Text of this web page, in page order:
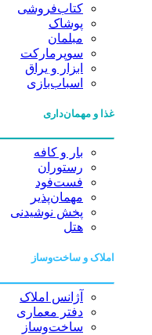
کتاب‌فروشی
پوشاک
مبلمان
سوپرمارکت
ابزار و یراق
اسباب‌بازی
غذا و مهمان‌داری
بار و کافه
رستوران
فست‌فود
مهمان‌پذیر
پخش نوشیدنی
هتل
املاک و ساخت‌وساز
آژانس املاک
دفتر معماری
ساخت‌وساز